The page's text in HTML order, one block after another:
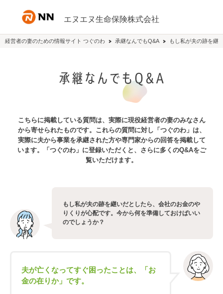
エヌエヌ生命保険株式会社
経営者の妻のための情報サイト つぐのわ 承継なんでもQ&A もし私が夫の跡を継
こちらに掲載している質問は、実際に現役経営者の妻のみなさん
から寄せられたものです。これらの質問に対し「つぐのわ」は、
実際に夫から事業を承継された方や専門家からの回答を掲載して
います。「つぐのわ」に登録いただくと、さらに多くのQ&Aをご
覧いただけます。
もし私が夫の跡を継いだとしたら、会社のお金のや
りくりが心配です。今から何を準備しておけばいい
のでしょうか？
夫が亡くなってすぐ困ったことは、「お
金の在りか」です。